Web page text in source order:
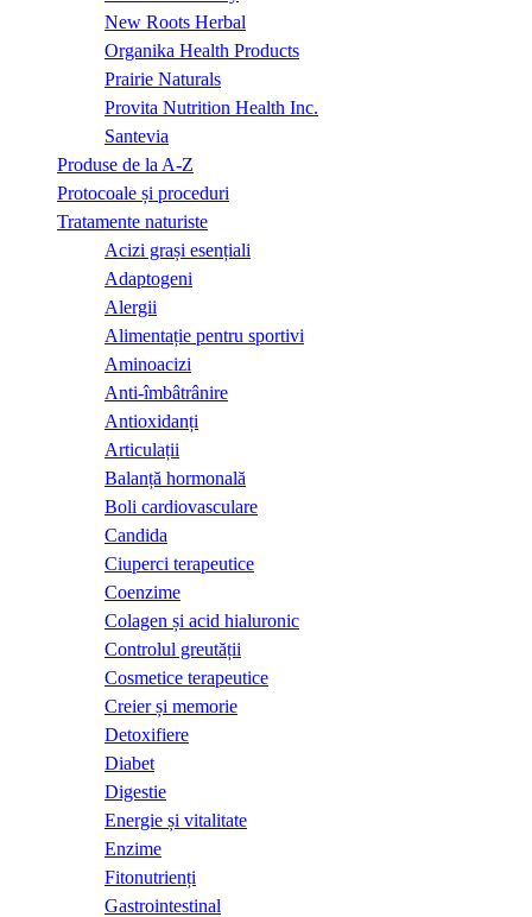
New Roots Herbal
Organika Health Products
Prairie Naturals
Provita Nutrition Health Inc.
Santevia
Produse de la A-Z
Protocoale și proceduri
Tratamente naturiste
Acizi grași esențiali
Adaptogeni
Alergii
Alimentație pentru sportivi
Aminoacizi
Anti-îmbâtrânire
Antioxidanți
Articulații
Balanță hormonală
Boli cardiovasculare
Candida
Ciuperci terapeutice
Coenzime
Colagen și acid hialuronic
Controlul greutății
Cosmetice terapeutice
Creier și memorie
Detoxifiere
Diabet
Digestie
Energie și vitalitate
Enzime
Fitonutrienți
Gastrointestinal